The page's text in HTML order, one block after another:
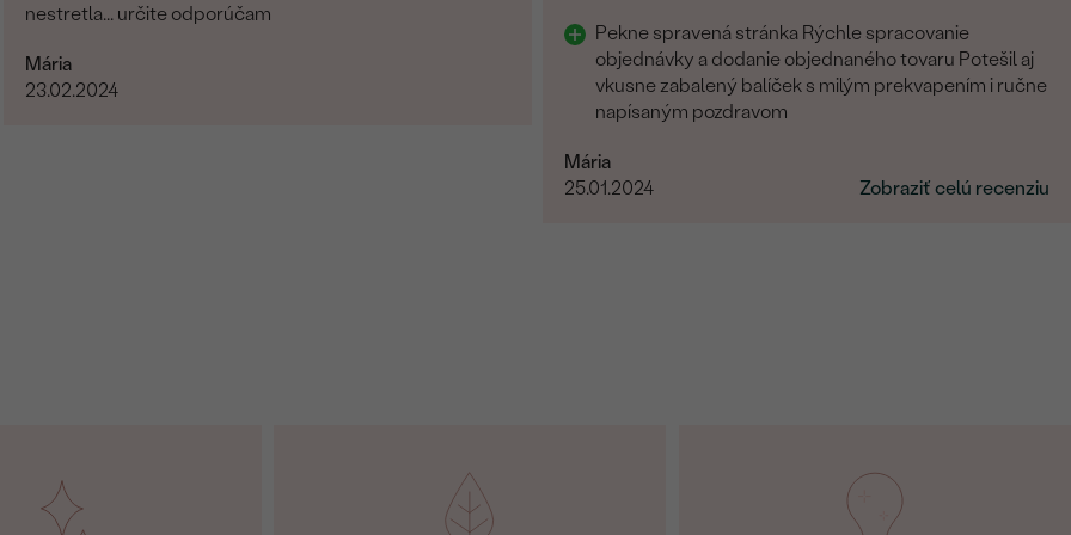
nestretla... určite odporúčam
Mária
23.02.2024
Pekne spravená stránka Rýchle spracovanie
objednávky a dodanie objednaného tovaru Potešil aj
vkusne zabalený balíček s milým prekvapením i ručne
napísaným pozdravom
Mária
25.01.2024
Zobraziť celú recenziu